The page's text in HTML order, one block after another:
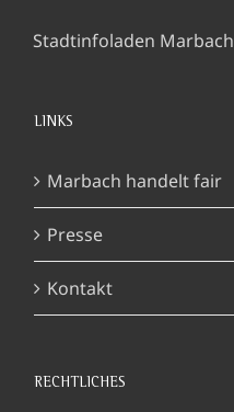
Stadtinfoladen Marbach
LINKS
Marbach handelt fair
Presse
Kontakt
RECHTLICHES